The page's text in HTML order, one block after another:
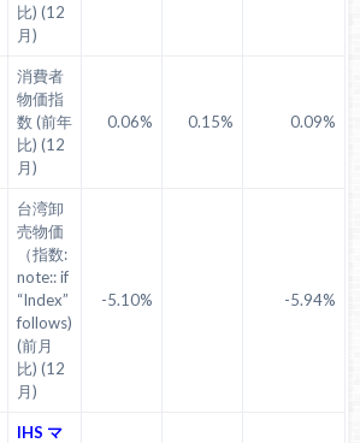
比) (12
月)
消費者
物価指
数 (前年
比) (12
月)
0.06% 0.15% 0.09%
台湾卸
売物価
（指数:
note:: if
“Index”
follows)
(前月
比) (12
月)
-5.10% -5.94%
IHS マ